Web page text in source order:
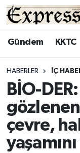
Gündem KKTC
HABERLER İÇ
BİO-
çevre,
ALAYKÖY
BİLİM
ÇATALKÖY
DÜNYA
Hava Durumu
Süper Lig
Tüm
Son Dakika